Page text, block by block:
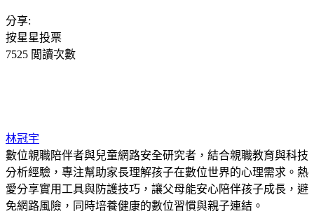
分享:
按星星投票
7525 閲讀次數
林冠宇
數位親職陪伴者與兒童網路安全研究者，結合親職教育與科技
分析經驗，專注幫助家長理解孩子在數位世界的心理需求。熱
愛分享實用工具與防護技巧，讓父母能安心陪伴孩子成長，避
免網路風險，同時培養健康的數位習慣與親子連結。